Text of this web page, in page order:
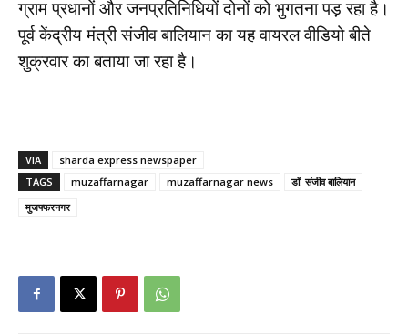
ग्राम प्रधानों और जनप्रतिनिधियों दोनों को भुगतना पड़ रहा है।
पूर्व केंद्रीय मंत्री संजीव बालियान का यह वायरल वीडियो बीते
शुक्रवार का बताया जा रहा है।
VIA
sharda express newspaper
TAGS
muzaffarnagar muzaffarnagar news
डॉ. संजीव बालियान
मुजफ्फरनगर